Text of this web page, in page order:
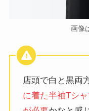
画像
店頭で白と黒両
に着た半袖Tシ